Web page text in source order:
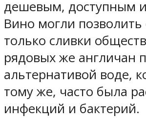
дешевым, доступным
Вино могли позволить
только сливки
рядовых же англичан
альтернативой воде,
тому же, часто была
инфекций и бактерий.